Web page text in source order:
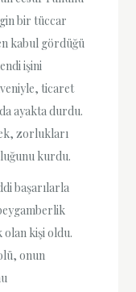
bir tüccar
kabul gördüğü
işini
ticaret
ayakta durdu.
zorlukları
kurdu.
başarılarla
olan kişi oldu.
onun